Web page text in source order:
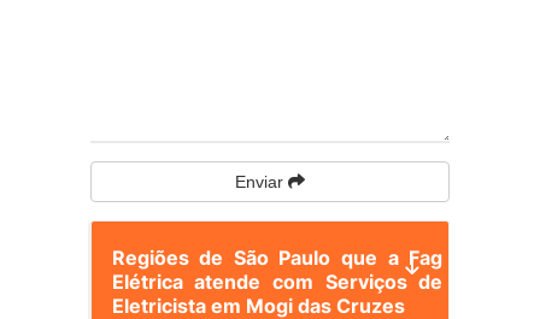
Enviar
Regiões de São Paulo que a Fag
Elétrica atende com Serviços de
Eletricista em Mogi das Cruzes